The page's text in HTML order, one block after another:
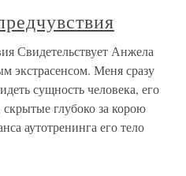
Свидетельствует Анжела
экстрасенсом. Меня сразу
сущность человека, его
глубоко за корою
аутотренинга его тело